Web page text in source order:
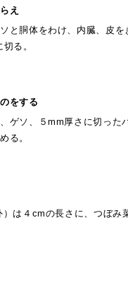
え
と胴体をわけ、内臓、皮を
る。
をする
ゲソ、５mm厚さに切った
る。
）は４cmの長さに、つぼみ